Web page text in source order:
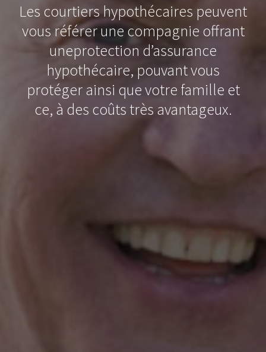
Les courtiers hypothécaires peuvent
vous référer une compagnie offrant
uneprotection d’assurance
hypothécaire, pouvant vous
protéger ainsi que votre famille et
ce, à des coûts très avantageux.